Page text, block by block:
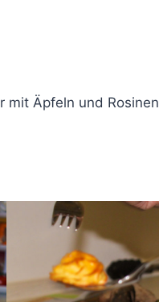
mit Äpfeln und Rosinen